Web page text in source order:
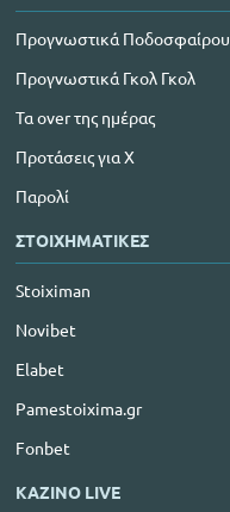
Προγνωστικά Ποδοσφαίρου
Προγνωστικά Γκολ Γκολ
Τα over της ημέρας
Προτάσεις για Χ
Παρολί
ΣΤΟΙΧΗΜΑΤΙΚΕΣ
Stoiximan
Novibet
Elabet
Pamestoixima.gr
Fonbet
ΚΑΖΙΝΟ LIVE